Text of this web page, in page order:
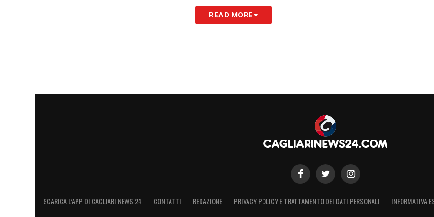
READ MORE
SCARICA L’APP DI CAGLIARI NEWS 24 CONTATTI REDAZIONE PRIVACY POLICY E TRATTAMENTO DEI DATI PERSONALI INFORMATIVA